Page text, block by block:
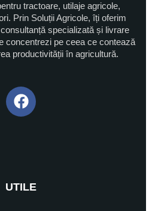
tractoare, utilaje agricole,
Prin Soluții Agricole, îți oferim
specializată și livrare
concentrezi pe ceea ce contează
productivității în agricultură.
UTILE